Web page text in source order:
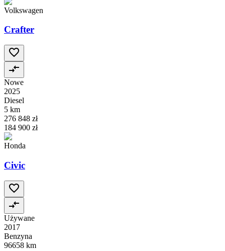
Volkswagen
Crafter
Nowe
2025
Diesel
5 km
276 848 zł
184 900 zł
Honda
Civic
Używane
2017
Benzyna
96658 km